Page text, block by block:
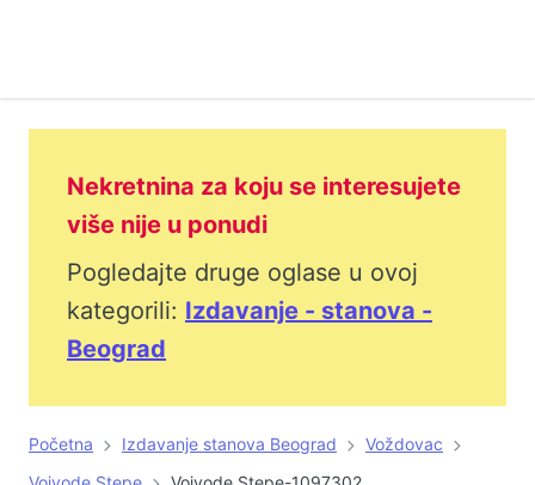
Nekretnina za koju se interesujete
više nije u ponudi
Pogledajte druge oglase u ovoj
kategorili: Izdavanje - stanova -
Beograd
Početna Izdavanje stanova Beograd
Voždovac